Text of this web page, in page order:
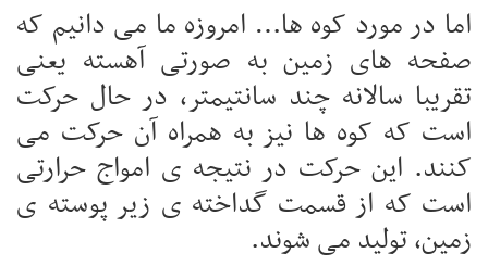
اما در مورد کوه ها… امروزه ما می دانیم که
صفحه های زمین به صورتی آهسته یعنی
تقریبا سالانه چند سانتیمتر، در حال حرکت
است که کوه ها نیز به همراه آن حرکت می
کنند. این حرکت در نتیجه ی امواج حرارتی
است که از قسمت گداخته ی زیر پوسته ی
زمین، تولید می شوند.